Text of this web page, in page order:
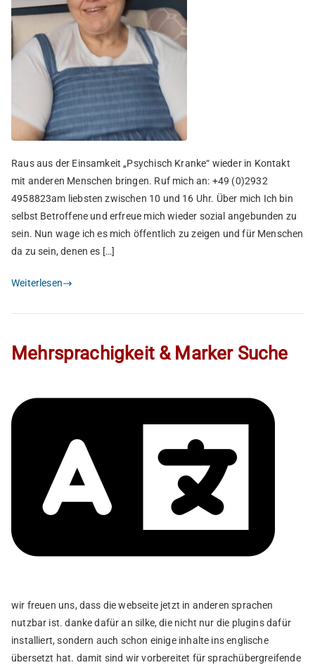
Raus aus der Einsamkeit „Psychisch Kranke“ wieder in Kontakt
mit anderen Menschen bringen. Ruf mich an: +49 (0)2932
4958823am liebsten zwischen 10 und 16 Uhr. Über mich Ich bin
selbst Betroffene und erfreue mich wieder sozial angebunden zu
sein. Nun wage ich es mich öffentlich zu zeigen und für Menschen
da zu sein, denen es […]
Weiterlesen
Mehrsprachigkeit & Marker Suche
wir freuen uns, dass die webseite jetzt in anderen sprachen
nutzbar ist. danke dafür an silke, die nicht nur die plugins dafür
installiert, sondern auch schon einige inhalte ins englische
übersetzt hat. damit sind wir vorbereitet für sprachübergreifende